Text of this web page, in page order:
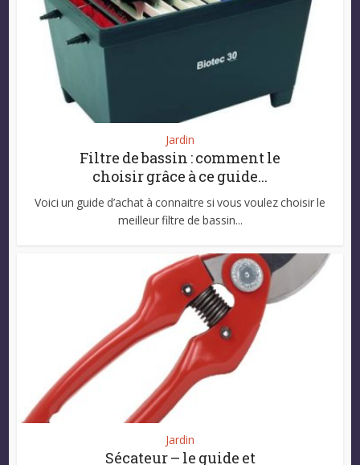
Jardin
Filtre de bassin : comment le
choisir grâce à ce guide...
Voici un guide d’achat à connaitre si vous voulez choisir le
meilleur filtre de bassin...
Jardin
Sécateur – le guide et